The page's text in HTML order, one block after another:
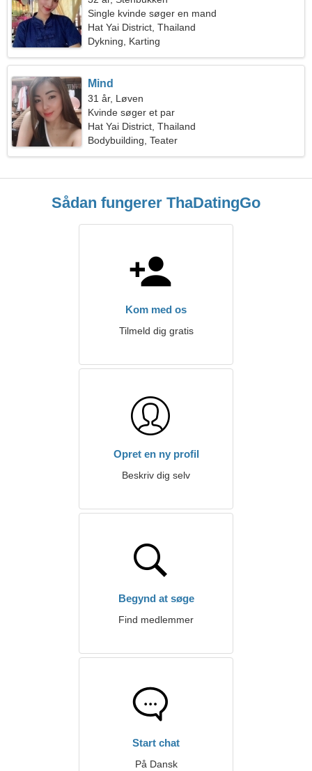
Single kvinde søger en mand
Hat Yai District, Thailand
Dykning, Karting
Mind
31 år, Løven
Kvinde søger et par
Hat Yai District, Thailand
Bodybuilding, Teater
Sådan fungerer ThaDatingGo
Kom med os
Tilmeld dig gratis
Opret en ny profil
Beskriv dig selv
Begynd at søge
Find medlemmer
Start chat
På Dansk